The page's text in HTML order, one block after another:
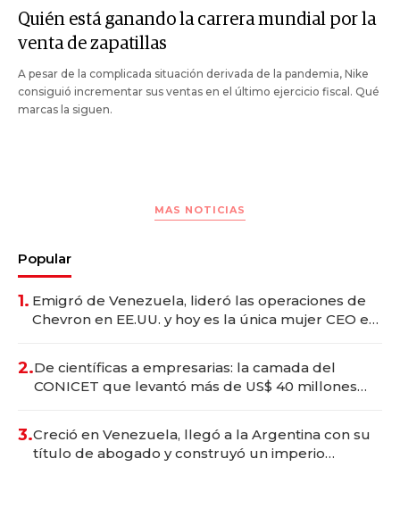
Quién está ganando la carrera mundial por la
venta de zapatillas
A pesar de la complicada situación derivada de la pandemia, Nike
consiguió incrementar sus ventas en el último ejercicio fiscal. Qué
marcas la siguen.
MAS NOTICIAS
Popular
1. Emigró de Venezuela, lideró las operaciones de
Chevron en EE.UU. y hoy es la única mujer CEO en
2.De científicas a empresarias: la camada del
CONICET que levantó más de US$ 40 millones
3.Creció en Venezuela, llegó a la Argentina con su
título de abogado y construyó un imperio